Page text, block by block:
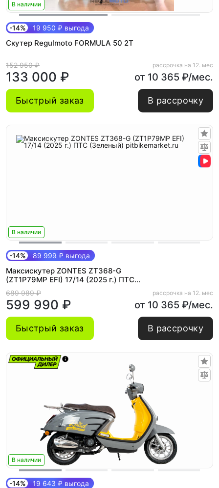
В наличии
-14% 19 950 ₽ выгода
Скутер Regulmoto FORMULA 50 2Т
152 950 ₽
133 000 ₽
рассрочка на 12. мес
от 10 365 ₽/мес.
Быстрый заказ В рассрочку
В наличии
-14% 89 999 ₽ выгода
Максискутер ZONTES ZT368-G
(ZT1P79MP EFI) 17/14 (2025 г.) ПТС
(Зеленый)
689 989 ₽
599 990 ₽
рассрочка на 12. мес
от 10 365 ₽/мес.
Быстрый заказ В рассрочку
В наличии
-14% 19 643 ₽ выгода